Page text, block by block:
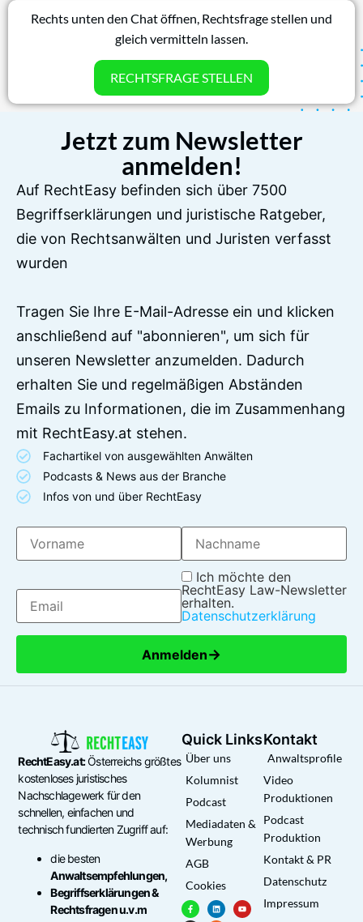
Rechts unten den Chat öffnen, Rechtsfrage stellen und
gleich vermitteln lassen.
RECHTSFRAGE STELLEN
Jetzt zum Newsletter
anmelden!
Auf RechtEasy befinden sich über 7500
Begriffserklärungen und juristische Ratgeber,
die von Rechtsanwälten und Juristen verfasst
wurden
Tragen Sie Ihre E-Mail-Adresse ein und klicken
anschließend auf "abonnieren", um sich für
unseren Newsletter anzumelden. Dadurch
erhalten Sie und regelmäßigen Abständen
Emails zu Informationen, die im Zusammenhang
mit RechtEasy.at stehen.
Fachartikel von ausgewählten Anwälten
Podcasts & News aus der Branche
Infos von und über RechtEasy
Ich möchte den
RechtEasy Law-Newsletter
erhalten.
Datenschutzerklärung
Anmelden→
RechtEasy.at:Österreichs größtes
kostenloses juristisches
Nachschlagewerk für den
schnellen, einfachen und
technisch fundierten Zugriff auf:
die besten
Anwaltsempfehlungen,
Begriffserklärungen &
Rechtsfragen u.v.m
Quick Links
Über uns
Kolumnist
Podcast
Mediadaten &
Werbung
AGB
Cookies
Kontakt
Anwaltsprofile
Video
Produktionen
Podcast
Produktion
Kontakt & PR
Datenschutz
Impressum